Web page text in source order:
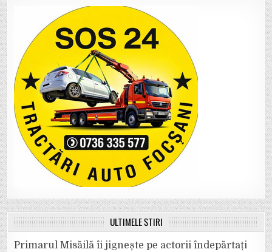
ULTIMELE ȘTIRI
Primarul Misăilă îi jignește pe actorii îndepărtați